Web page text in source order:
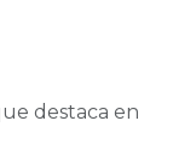
destaca en